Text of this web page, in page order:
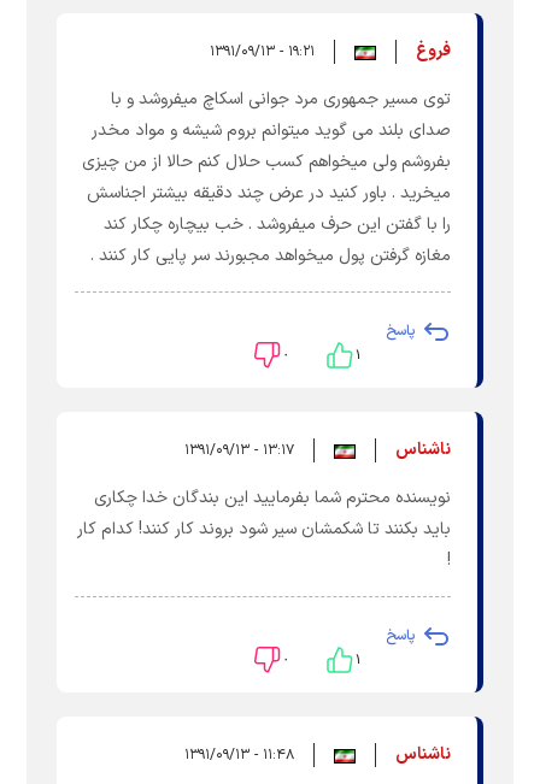
فروغ ۱۹:۲۱ - ۱۳۹۱/۰۹/۱۳
توی مسیر جمهوری مرد جوانی اسکاچ میفروشد و با
صدای بلند می گوید میتوانم بروم شیشه و مواد مخدر
بفروشم ولی میخواهم کسب حلال کنم حالا از من چیزی
میخرید . باور کنید در عرض چند دقیقه بیشتر اجناسش
را با گفتن این حرف میفروشد . خب بیچاره چکار کند
مغازه گرفتن پول میخواهد مجبورند سر پایی کار کنند .
پاسخ
۱ ۰
ناشناس ۱۳:۱۷ - ۱۳۹۱/۰۹/۱۳
نویسنده محترم شما بفرمایید این بندگان خدا چکاری
باید بکنند تا شکمشان سیر شود بروند کار کنند! کدام کار
!
پاسخ
۱ ۰
ناشناس ۱۱:۴۸ - ۱۳۹۱/۰۹/۱۳